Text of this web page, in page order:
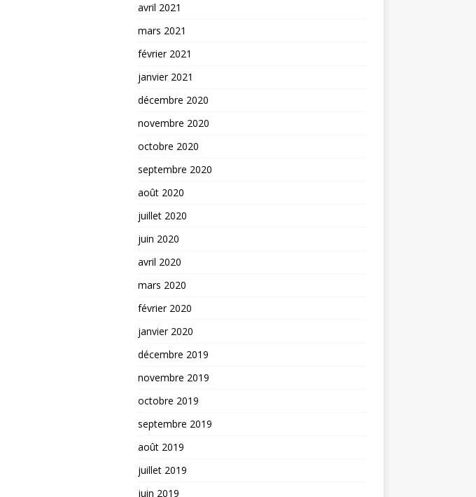
avril 2021
mars 2021
février 2021
janvier 2021
décembre 2020
novembre 2020
octobre 2020
septembre 2020
août 2020
juillet 2020
juin 2020
avril 2020
mars 2020
février 2020
janvier 2020
décembre 2019
novembre 2019
octobre 2019
septembre 2019
août 2019
juillet 2019
juin 2019